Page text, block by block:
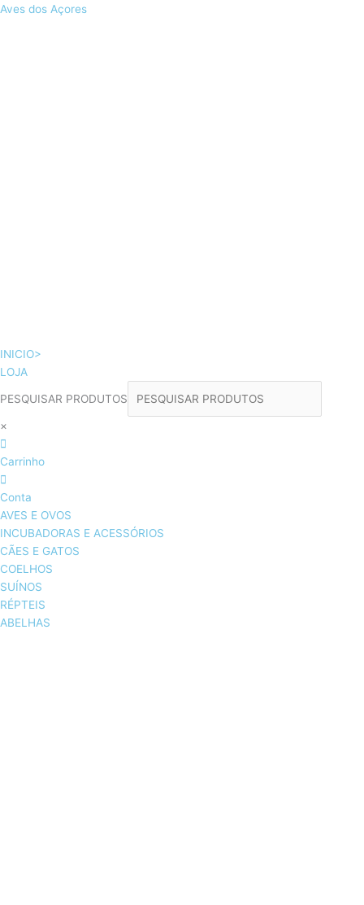
Skip
Aves dos Açores
INICIO>
LOJA
PESQUISAR PRODUTOS
×
Carrinho
Conta
AVES E OVOS
INCUBADORAS E ACESSÓRIOS
CÃES E GATOS
COELHOS
SUÍNOS
RÉPTEIS
ABELHAS